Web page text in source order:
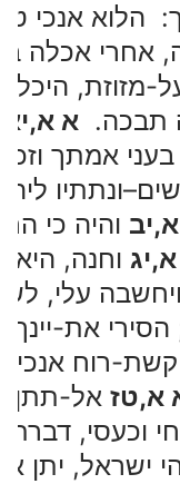
הלוא אנכי
אחרי אכלה
מזוזת, היכל
תבכה.א א,יא
אמתך
והיה כי
וחנה,
ויחשבה עלי,
את-
רוח אנכי,
א,טז אל-
וכעסי,
ישראל,